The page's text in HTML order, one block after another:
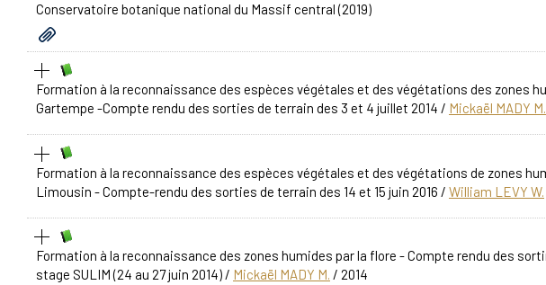
Conservatoire botanique national du Massif central (2019)
Formation à la reconnaissance des espèces végétales et des végétations des zones
Gartempe -Compte rendu des sorties de terrain des 3 et 4 juillet 2014 / Mickaël MADY M.
Formation à la reconnaissance des espèces végétales et des végétations de zones
Limousin - Compte-rendu des sorties de terrain des 14 et 15 juin 2016 / William LEVY W.
Formation à la reconnaissance des zones humides par la flore - Compte rendu des
stage SULIM (24 au 27 juin 2014)/ Mickaël MADY M. / 2014